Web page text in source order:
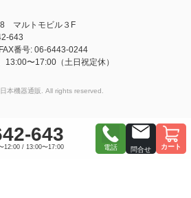
643
12:00 / 13:00〜17:00 電話 問合せ カート
8 マルトモビル３F
643
番号: 06-6443-0244
〜17:00（土日祝定休）
本機器通販. All rights reserved.